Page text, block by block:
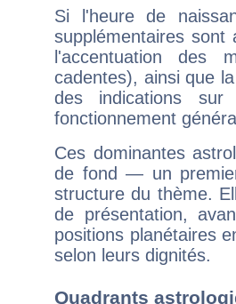
Si l'heure de
supplémentaires sont
l'accentuation des
cadentes), ainsi que
des indications sur
fonctionnement
Ces dominantes
de fond — un
structure du thème.
de présentation,
positions planétaires
selon leurs dignités.
Quadrants